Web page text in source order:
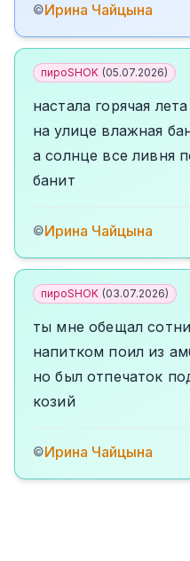
©Ирина Чайцына
пироSHOK (05.07.2026)
настала горячая
на улице влажная
а солнце все ливня
банит
©Ирина Чайцына
пироSHOK (03.07.2026)
ты мне обещал
напитком поил из
но был отпечаток
козий
©Ирина Чайцына